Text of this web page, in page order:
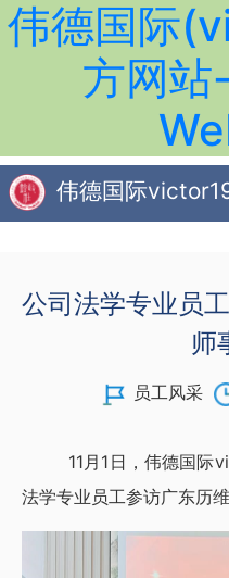
伟德国际
方网
伟德国际
公司法学专业员
师
员工风采
11月1日，伟德国
法学专业员工参访广东历